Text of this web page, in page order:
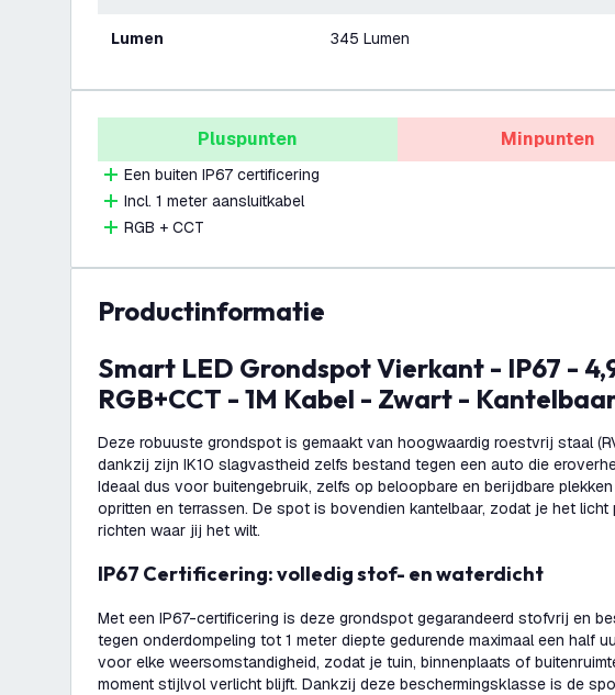
Lumen 345 Lumen
Pluspunten
Een buiten IP67 certificering
Incl. 1 meter aansluitkabel
RGB + CCT
Minpunten
productinformatie
Smart LED Grondspot Vierkant - IP67 - 4,9W -
RGB+CCT - 1M Kabel - Zwart -
Deze robuuste grondspot is gemaakt van hoogwaardig roestvrij staal
dankzij zijn IK10 slagvastheid zelfs bestand tegen een auto die
Ideaal dus voor buitengebruik, zelfs op beloopbare en berijdbare
opritten en terrassen. De spot is bovendien kantelbaar, zodat je het licht
richten waar jij het wilt.
IP67 Certificering: volledig stof- en waterdicht
Met een IP67-certificering is deze grondspot gegarandeerd stofvrij en
tegen onderdompeling tot 1 meter diepte gedurende maximaal een half
voor elke weersomstandigheid, zodat je tuin, binnenplaats of
moment stijlvol verlicht blijft. Dankzij deze beschermingsklasse is de